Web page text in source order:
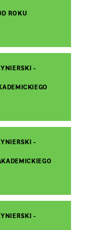
ROKU
-
-
-